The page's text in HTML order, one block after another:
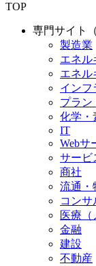
TOP
専門サイト
製造業
エネル
エネル
インフ
プラン
化学・
IT
Webサ
サービ
商社
流通・
コンサ
医療（
金融
建設
不動産